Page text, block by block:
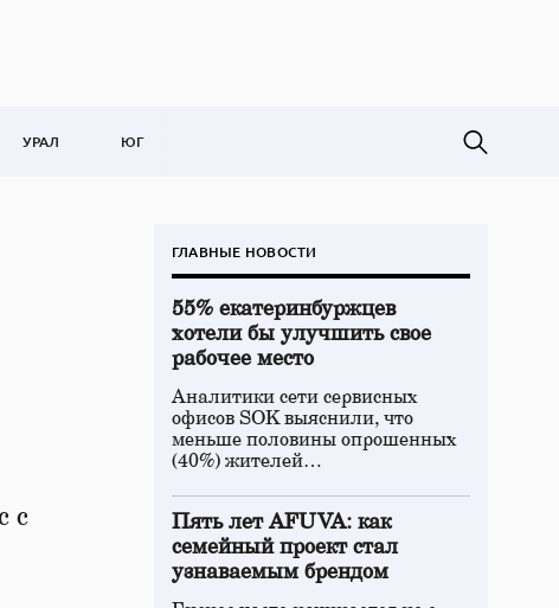
УРАЛ ЮГ
с
ГЛАВНЫЕ НОВОСТИ
55% екатеринбуржцев
хотели бы улучшить свое
рабочее место
Аналитики сети сервисных
офисов SOK выяснили, что
меньше половины опрошенных
(40%) жителей…
Пять лет AFUVA: как
семейный проект стал
узнаваемым брендом